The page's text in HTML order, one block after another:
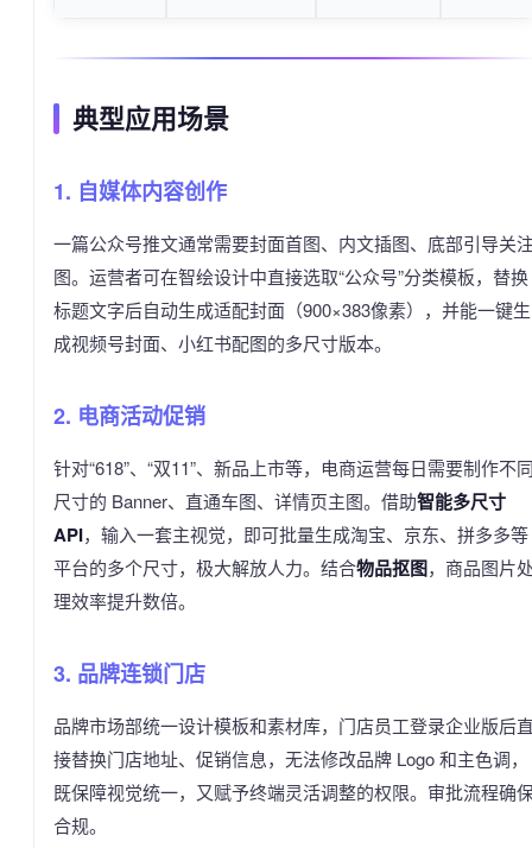
典型应用场景
1. 自媒体内容创作
一篇公众号推文通常需要封面首图、内文插图、底部引导关
图。运营者可在智绘设计中直接选取“公众号”分类模板，替换
标题文字后自动生成适配封面（900×383像素），并能一键生
成视频号封面、小红书配图的多尺寸版本。
2. 电商活动促销
针对“618”、“双11”、新品上市等，电商运营每日需要制作不
尺寸的 Banner、直通车图、详情页主图。借助智能多尺寸
API，输入一套主视觉，即可批量生成淘宝、京东、拼多多等
平台的多个尺寸，极大解放人力。结合物品抠图，商品图片
理效率提升数倍。
3. 品牌连锁门店
品牌市场部统一设计模板和素材库，门店员工登录企业版后
接替换门店地址、促销信息，无法修改品牌 Logo 和主色调，
既保障视觉统一，又赋予终端灵活调整的权限。审批流程确
合规。